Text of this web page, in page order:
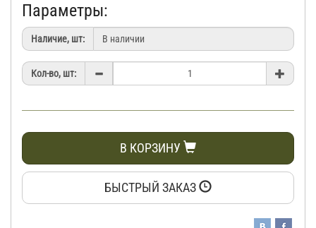
Параметры:
Наличие, шт:
Кол-во, шт:
В КОРЗИНУ
БЫСТРЫЙ ЗАКАЗ